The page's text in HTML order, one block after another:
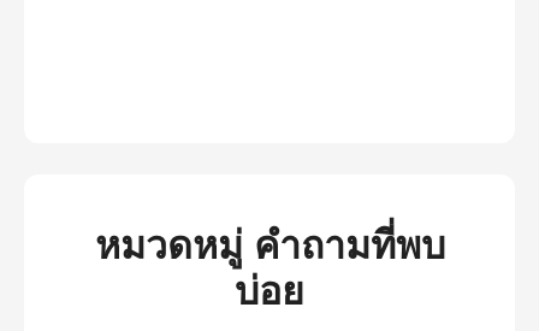
หมวดหมู่ คำถามที่พบ
บ่อย